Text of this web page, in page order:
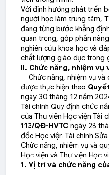
Với định hướng phát triển
người học làm trung tâm,
đang từng bước khẳng
quan trọng, góp phần
nghiên cứu khoa học và
chất lượng giáo dục trong
II. Chức năng, nhiệm vụ
Chức năng, nhiệm vụ và
được thực hiện theo
ngày 30 tháng 12 năm
Tài chính Quy định chức
của Thư viện Học viện Tài
113/QĐ-HVTC ngày 28
đốc Học viện Tài chính
Chức năng, nhiệm vụ và
Học viện và Thư viện Học
1. Vị trí và chức năng